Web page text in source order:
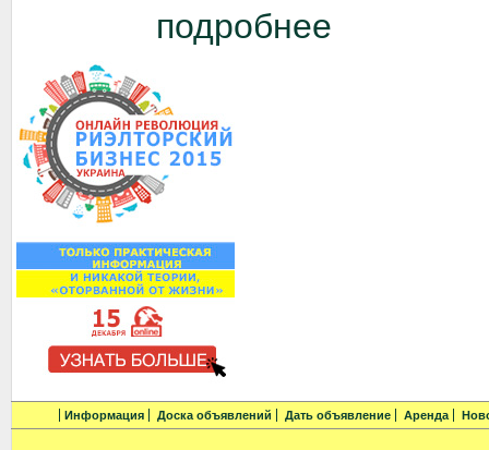
подробнее
Информация Доска объявлений Дать объявление Аренда